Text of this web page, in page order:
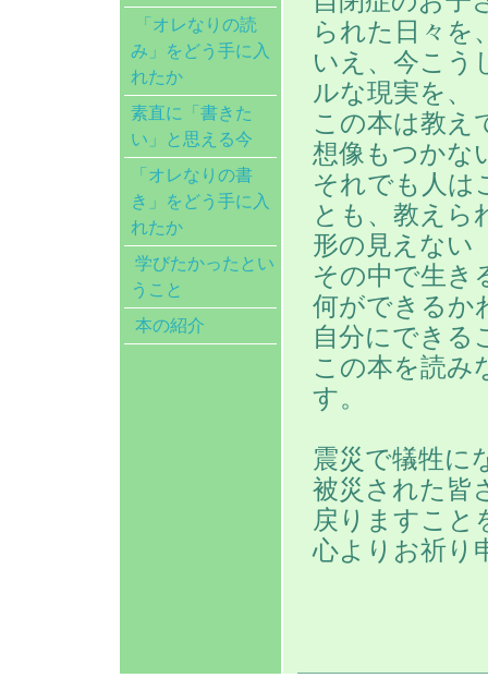
「オレなりの読
み」をどう手に入
れたか
素直に「書きた
い」と思える今
「オレなりの書
き」をどう手に入
れたか
学びたかったとい
うこと
本の紹介
られた日々を
いえ、今こう
ルな現実を、
この本は教え
想像もつかな
それでも人は
とも、教えら
形の見えない
その中で生き
何ができるか
自分にできる
この本を読み
す。
震災で犠牲に
被災された皆
戻りますこと
心よりお祈り